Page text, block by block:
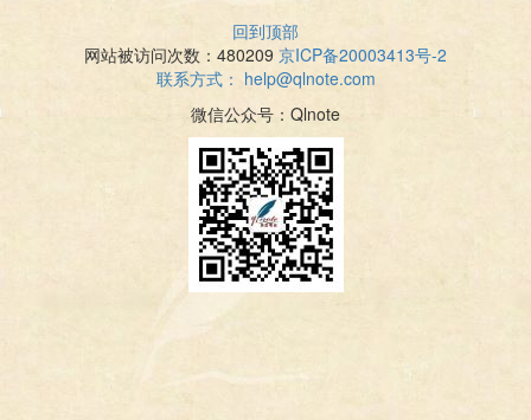
回到顶部
网站被访问次数：480209 京ICP备20003413号-2
联系方式： help@qlnote.com
微信公众号：Qlnote